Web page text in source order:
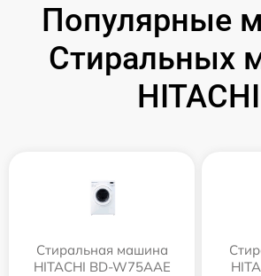
Популярные
Стиральных
HITACHI
Стиральная машина
HITACHI BD-W75AAE